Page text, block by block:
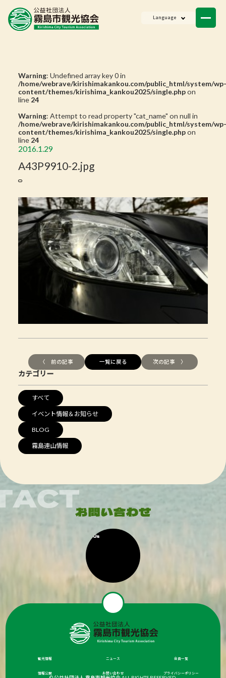
Language
Warning: Undefined array key 0 in
/home/webrave/kirishimakankou.com/public_html/system/wp-
content/themes/kirishima_kankou2025/single.phpon
line 24
Warning: Attempt to read property "cat_name" on null in
/home/webrave/kirishimakankou.com/public_html/system/wp-
content/themes/kirishima_kankou2025/single.phpon
line 24
2016.1.29
A43P9910-2.jpg
〈 前の記事 一覧に戻る 次の記事 〉
カテゴリー
すべて
イベント情報＆お知らせ
BLOG
霧島連山情報
観光情報 ニュース 会員一覧
情報公開 お問い合わせ プライバシーポリシー